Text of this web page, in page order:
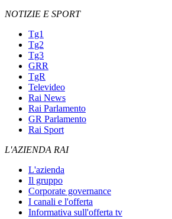
NOTIZIE E SPORT
Tg1
Tg2
Tg3
GRR
TgR
Televideo
Rai News
Rai Parlamento
GR Parlamento
Rai Sport
L'AZIENDA RAI
L'azienda
Il gruppo
Corporate governance
I canali e l'offerta
Informativa sull'offerta tv